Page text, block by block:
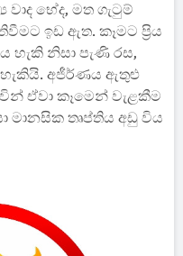
භේද, මත ගැටුම්
ඉඩ ඇත. කෑමට ප්‍රිය
හැකි නිසා පැණි රස,
හැකියි. අජීර්ණය ඇතුළු
ඒවා කෑමෙන් වැළකීම
මානසික තෘප්තිය අඩු විය